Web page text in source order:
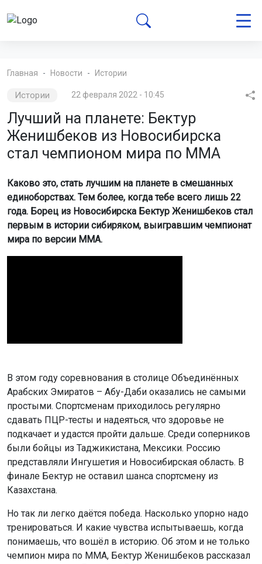
Главная Новости Истории
Истории 22 февраля 2022 - 10:45
Лучший на планете: Бектур
Женишбеков из Новосибирска
стал чемпионом мира по ММА
Каково это, стать лучшим на планете в смешанных
единоборствах. Тем более, когда тебе всего лишь 22
года. Борец из Новосибирска Бектур Женишбеков стал
первым в истории сибиряком, выигравшим чемпионат
мира по версии ММА.
В этом году соревнования в столице Объединённых
Арабских Эмиратов – Абу-Даби оказались не самыми
простыми. Спортсменам приходилось регулярно
сдавать ПЦР-тесты и надеяться, что здоровье не
подкачает и удастся пройти дальше. Среди соперников
были бойцы из Таджикистана, Мексики. Россию
представляли Ингушетия и Новосибирская область. В
финале Бектур не оставил шанса спортсмену из
Казахстана.
Но так ли легко даётся победа. Насколько упорно надо
тренироваться. И какие чувства испытываешь, когда
понимаешь, что вошёл в историю. Об этом и не только
чемпион мира по ММА, Бектур Женишбеков рассказал